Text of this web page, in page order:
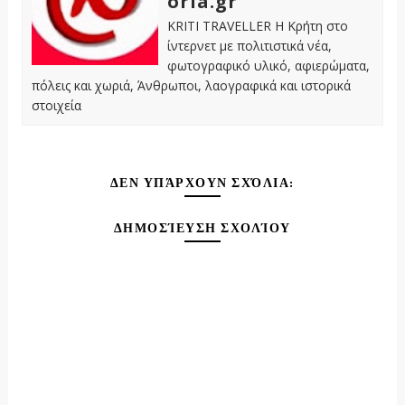
KRITI TRAVELLER Η Κρήτη στο
ίντερνετ με πολιτιστικά νέα,
φωτογραφικό υλικό, αφιερώματα,
πόλεις και χωριά, Άνθρωποι, λαογραφικά και ιστορικά
στοιχεία
ΔΕΝ ΥΠΆΡΧΟΥΝ ΣΧΌΛΙΑ:
ΔΗΜΟΣΊΕΥΣΗ ΣΧΟΛΊΟΥ